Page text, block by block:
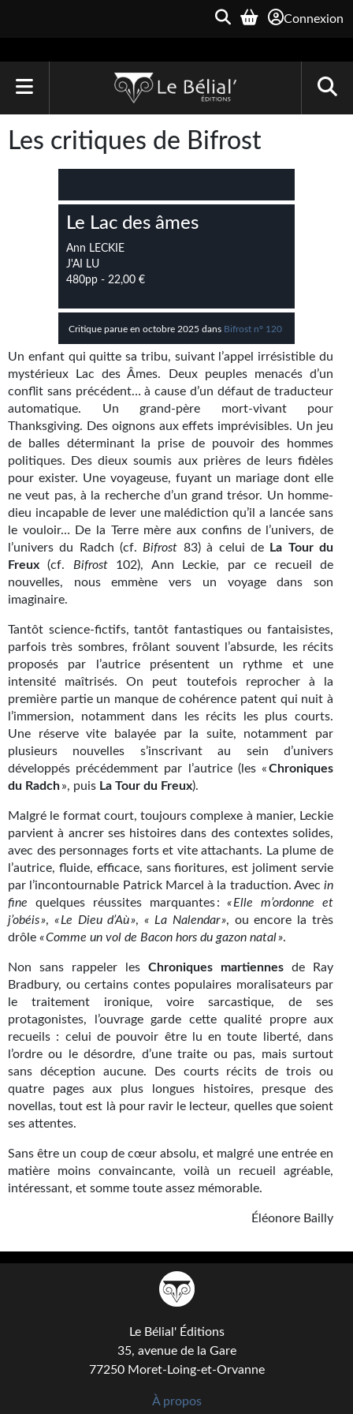
Connexion
Le Bélial'
Une Heure-Lumière
Archive du Futur
Quarante-Deux
Kvasar
Pulps
Wotan
Étoiles vives
Yellow Submarine
NUMÉRIQUE
Romans et recueils
Une Heure-Lumière
Nouvelles
Bifrost
Livres audio
Gratuit
Sans DRM
Tous les numéros
En numérique
S'abonner
Les critiques
Le blog
Le prix des lecteurs
GOODIES
Goodies Gotland
Tirages d’art Une Heure-Lumière
PLUS
À paraître
Revue de presse
Newsletter
Tous les articles
Les critiques de Bifrost
Le Lac des âmes
Ann LECKIE
J'AI LU
480pp - 22,00 €
Critique parue en octobre 2025 dans Bifrost n° 120
Un enfant qui quitte sa tribu, suivant l’appel irrésistible du
mystérieux Lac des Âmes. Deux peuples menacés d’un
conflit sans précédent… à cause d’un défaut de traducteur
automatique. Un grand-père mort-vivant pour
Thanksgiving. Des oignons aux effets imprévisibles. Un jeu
de balles déterminant la prise de pouvoir des hommes
politiques. Des dieux soumis aux prières de leurs fidèles
pour exister. Une voyageuse, fuyant un mariage dont elle
ne veut pas, à la recherche d’un grand trésor. Un homme-
dieu incapable de lever une malédiction qu’il a lancée sans
le vouloir… De la Terre mère aux confins de l’univers, de
l’univers du Radch (cf. Bifrost 83) à celui de
La Tour du
Freux (cf. Bifrost102), Ann Leckie, par ce recueil de
nouvelles, nous emmène vers un voyage dans son
imaginaire.
Tantôt science-fictifs, tantôt fantastiques ou fantaisistes,
parfois très sombres, frôlant souvent l’absurde, les récits
proposés par l’autrice présentent un rythme et une
intensité maîtrisés. On peut toutefois reprocher à la
première partie un manque de cohérence patent qui nuit à
l’immersion, notamment dans les récits les plus courts.
Une réserve vite balayée par la suite, notamment par
plusieurs nouvelles s’inscrivant au sein d’univers
développés précédemment par l’autrice (les «Chroniques
du Radch», puis La Tour du Freux).
Malgré le format court, toujours complexe à manier, Leckie
parvient à ancrer ses histoires dans des contextes solides,
avec des personnages forts et vite attachants. La plume de
l’autrice, fluide, efficace, sans fioritures, est joliment servie
par l’incontournable Patrick Marcel à la traduction. Avec in
fine quelques réussites marquantes :« Elle m’ordonne et
j’obéis », « Le Dieu d’Aù »,« La Nalendar », ou encore la très
drôle « Comme un vol de Bacon hors du gazon natal ».
Non sans rappeler les Chroniques martiennes de Ray
Bradbury, ou certains contes populaires moralisateurs par
le traitement ironique, voire sarcastique, de ses
protagonistes, l’ouvrage garde cette qualité propre aux
recueils : celui de pouvoir être lu en toute liberté, dans
l’ordre ou le désordre, d’une traite ou pas, mais surtout
sans déception aucune. Des courts récits de trois ou
quatre pages aux plus longues histoires, presque des
novellas, tout est là pour ravir le lecteur, quelles que soient
ses attentes.
Sans être un coup de cœur absolu, et malgré une entrée en
matière moins convaincante, voilà un recueil agréable,
intéressant, et somme toute assez mémorable.
Éléonore Bailly
Le Bélial' Éditions
35, avenue de la Gare
77250 Moret-Loing-et-Orvanne
À propos